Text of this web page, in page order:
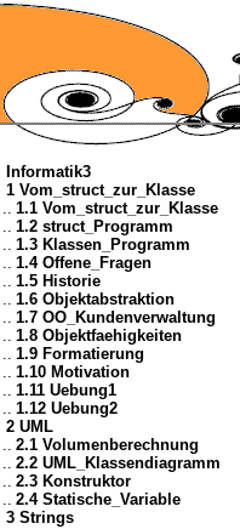
Informatik3
1 Vom_struct_zur_Klasse
.. 1.1 Vom_struct_zur_Klasse
.. 1.2 struct_Programm
.. 1.3 Klassen_Programm
.. 1.4 Offene_Fragen
.. 1.5 Historie
.. 1.6 Objektabstraktion
.. 1.7 OO_Kundenverwaltung
.. 1.8 Objektfaehigkeiten
.. 1.9 Formatierung
.. 1.10 Motivation
.. 1.11 Uebung1
.. 1.12 Uebung2
2 UML
.. 2.1 Volumenberechnung
.. 2.2 UML_Klassendiagramm
.. 2.3 Konstruktor
.. 2.4 Statische_Variable
3 Strings